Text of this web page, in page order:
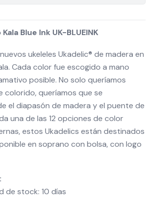
Blue Ink UK-BLUEINK
ukeleles Ukadelic® de madera en
Cada color fue escogido a mano
posible. No solo queríamos
colorido, queríamos que se
el diapasón de madera y el puente de
una de las 12 opciones de color
estos Ukadelics están destinados
en soprano con bolsa, con logo
de stock: 10 días